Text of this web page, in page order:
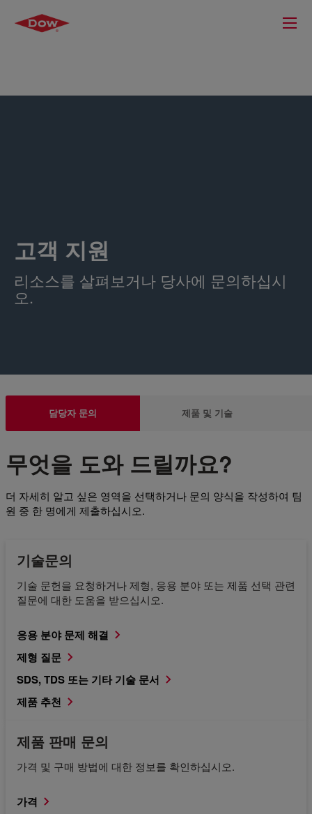
고객 지원
리소스를 살펴보거나 당사에 문의하십시
오.
담당자 문의 제품 및 기술
무엇을 도와 드릴까요?
더 자세히 알고 싶은 영역을 선택하거나 문의 양식을 작성하여 팀
원 중 한 명에게 제출하십시오.
기술문의
기술 문헌을 요청하거나 제형, 응용 분야 또는 제품 선택 관련
질문에 대한 도움을 받으십시오.
응용 분야 문제 해결
제형 질문
SDS, TDS 또는 기타 기술 문서
제품 추천
제품 판매 문의
가격 및 구매 방법에 대한 정보를 확인하십시오.
가격